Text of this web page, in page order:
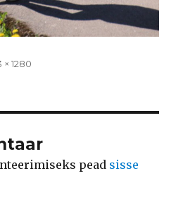
× 1280
pead sisse